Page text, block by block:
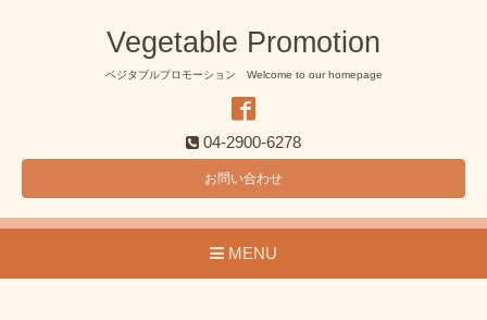
Vegetable Promotion
ベジタブルプロモーション Welcome to our homepage
04-2900-6278
お問い合わせ
MENU